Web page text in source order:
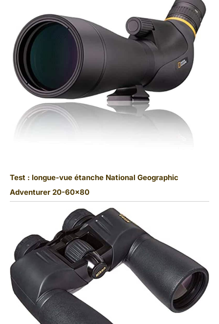
Test : longue-vue étanche National Geographic
Adventurer 20-60×80